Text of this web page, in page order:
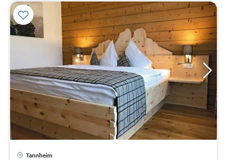
Tannheim